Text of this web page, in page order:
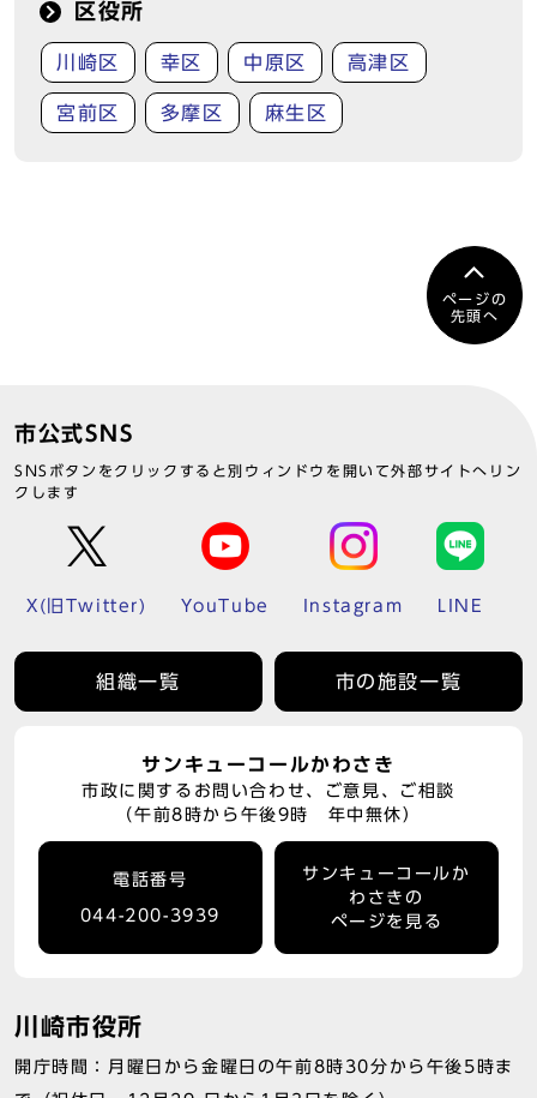
区役所
川崎区 幸区 中原区 高津区
宮前区 多摩区 麻生区
ページの
先頭へ
市公式SNS
SNSボタンをクリックすると別ウィンドウを開いて外部サイトへリン
クします
X(旧Twitter) YouTube Instagram LINE
組織一覧 市の施設一覧
サンキューコールかわさき
市政に関するお問い合わせ、ご意見、ご相談
（午前8時から午後9時 年中無休）
電話番号
044-200-3939
サンキューコールか
わさきの
ページを見る
川崎市役所
開庁時間：月曜日から金曜日の午前8時30分から午後5時ま